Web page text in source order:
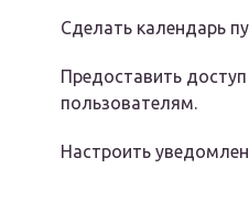
Сделать календарь
Предоставить
пользователям.
Настроить